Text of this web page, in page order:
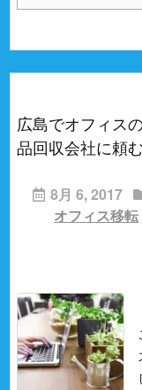
広島でオフィス
品回収会社に頼
8月 6, 2017
オフィス移転